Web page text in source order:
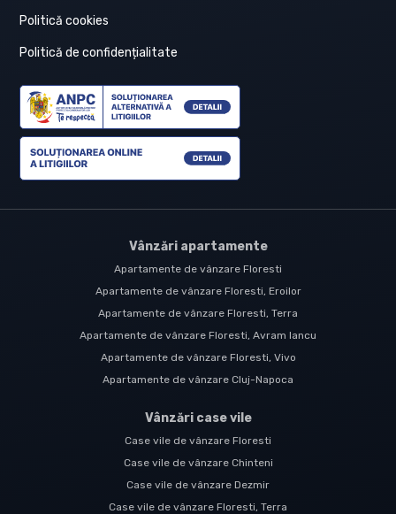
Politică cookies
Politică de confidențialitate
Vânzări apartamente
Apartamente de vânzare Floresti
Apartamente de vânzare Floresti, Eroilor
Apartamente de vânzare Floresti, Terra
Apartamente de vânzare Floresti, Avram Iancu
Apartamente de vânzare Floresti, Vivo
Apartamente de vânzare Cluj-Napoca
Vânzări case vile
Case vile de vânzare Floresti
Case vile de vânzare Chinteni
Case vile de vânzare Dezmir
Case vile de vânzare Floresti, Terra